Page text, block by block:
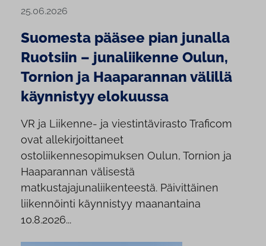
25.06.2026
Suomesta pääsee pian junalla
Ruotsiin – junaliikenne Oulun,
Tornion ja Haaparannan välillä
käynnistyy elokuussa
VR ja Liikenne- ja viestintävirasto Traficom
ovat allekirjoittaneet
ostoliikennesopimuksen Oulun, Tornion ja
Haaparannan välisestä
matkustajajunaliikenteestä. Päivittäinen
liikennöinti käynnistyy maanantaina
10.8.2026...